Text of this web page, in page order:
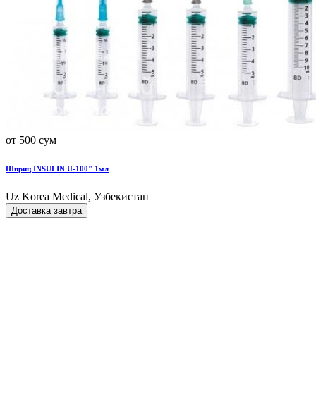
от 500 сум
Шприц INSULIN U-100" 1мл
Uz Korea Medical, Узбекистан
Доставка завтра